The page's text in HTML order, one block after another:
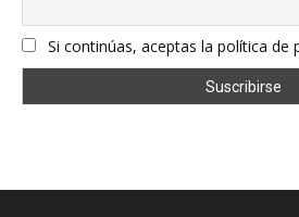
Si continúas, aceptas la política de